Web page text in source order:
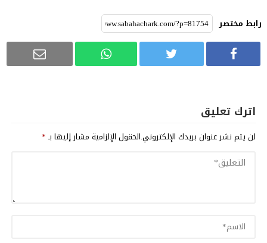
رابط مختصر
اترك تعليق
لن يتم نشر عنوان بريدك الإلكتروني.الحقول الإلزامية مشار إليها بـ*